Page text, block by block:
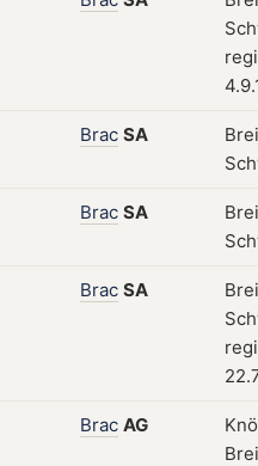
Brac SA
Brac SA
Brac SA
Brac AG